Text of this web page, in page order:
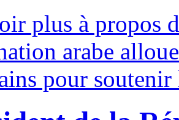
plus à propos
arabe
pour